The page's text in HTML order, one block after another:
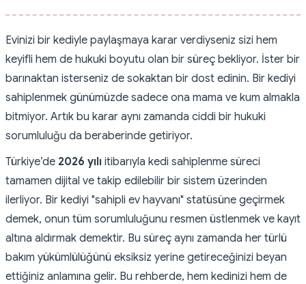
Evinizi bir kediyle paylaşmaya karar verdiyseniz sizi hem
keyifli hem de hukuki boyutu olan bir süreç bekliyor. İster bir
barınaktan isterseniz de sokaktan bir dost edinin. Bir kediyi
sahiplenmek günümüzde sadece ona mama ve kum almakla
bitmiyor. Artık bu karar aynı zamanda ciddi bir hukuki
sorumluluğu da beraberinde getiriyor.
Türkiye’de 2026 yılı itibarıyla kedi sahiplenme süreci
tamamen dijital ve takip edilebilir bir sistem üzerinden
ilerliyor. Bir kediyi "sahipli ev hayvanı" statüsüne geçirmek
demek, onun tüm sorumluluğunu resmen üstlenmek ve kayıt
altına aldırmak demektir. Bu süreç aynı zamanda her türlü
bakım yükümlülüğünü eksiksiz yerine getireceğinizi beyan
ettiğiniz anlamına gelir. Bu rehberde, hem kedinizi hem de